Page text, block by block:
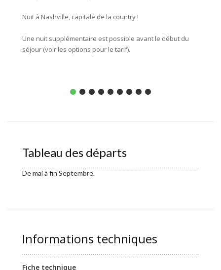
Nuit à Nashville, capitale de la country !
Une nuit supplémentaire est possible avant le début du
séjour (voir les options pour le tarif).
Tableau des départs
De mai à fin Septembre.
Informations techniques
Fiche technique